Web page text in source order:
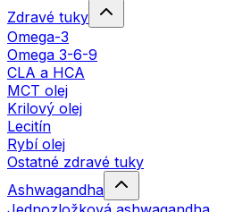
Zdravé tuky
Omega-3
Omega 3-6-9
CLA a HCA
MCT olej
Krilový olej
Lecitín
Rybí olej
Ostatné zdravé tuky
Ashwagandha